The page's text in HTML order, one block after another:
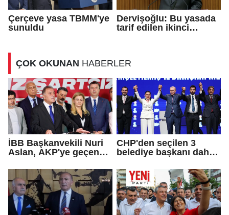
Çerçeve yasa TBMM'ye
sunuldu
Dervişoğlu: Bu yasada
tarif edilen ikinci
ÇOK OKUNAN HABERLER
İBB Başkanvekili Nuri
Aslan, AKP'ye geçen
iddialarına yanıt verdi
CHP'den seçilen 3
belediye başkanı daha